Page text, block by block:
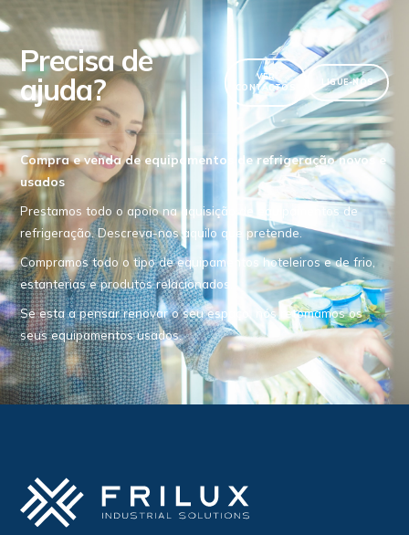
Precisa de
ajuda?
VER
CONTACTOS
LIGUE-NOS
Compra e venda de equipamentos de refrigeração novos e
usados
Prestamos todo o apoio na aquisição de equipamentos de
refrigeração. Descreva-nos aquilo que pretende.
Compramos todo o tipo de equipamentos hoteleiros e de frio,
estanterias e produtos relacionados.
Se esta a pensar renovar o seu espaço, nós retomamos os
seus equipamentos usados.